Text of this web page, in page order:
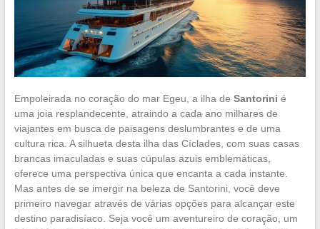
Empoleirada no coração do mar Egeu, a ilha de Santorini é
uma joia resplandecente, atraindo a cada ano milhares de
viajantes em busca de paisagens deslumbrantes e de uma
cultura rica. A silhueta desta ilha das Cíclades, com suas casas
brancas imaculadas e suas cúpulas azuis emblemáticas,
oferece uma perspectiva única que encanta a cada instante.
Mas antes de se imergir na beleza de Santorini, você deve
primeiro navegar através de várias opções para alcançar este
destino paradisíaco. Seja você um aventureiro de coração, um